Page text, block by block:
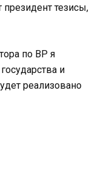
тезисы,
по ВР я
и
реализовано